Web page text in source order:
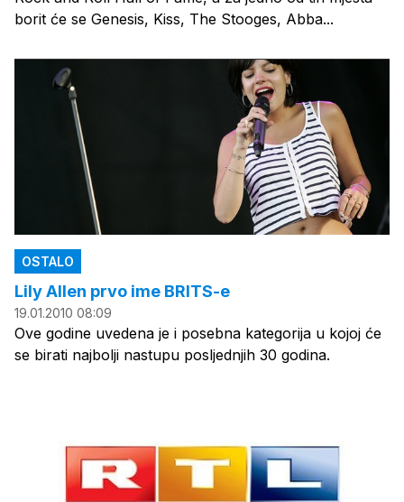
borit će se Genesis, Kiss, The Stooges, Abba...
OSTALO
Lily Allen prvo ime BRITS-e
19.01.2010 08:09
Ove godine uvedena je i posebna kategorija u kojoj će
se birati najbolji nastupu posljednjih 30 godina.